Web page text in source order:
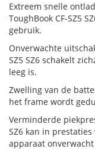
Extreem snelle
ToughBook CF-SZ5
gebruik.
Onverwachte
SZ5 SZ6 schakelt
leeg is.
Zwelling van de
het frame wordt
Verminderde
SZ6 kan in
apparaat